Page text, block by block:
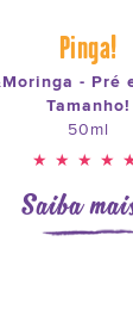
Pinga!
- Pré
Tamanho!
50ml
Saiba